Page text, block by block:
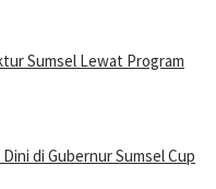
Sumsel Lewat Program
di Gubernur Sumsel Cup